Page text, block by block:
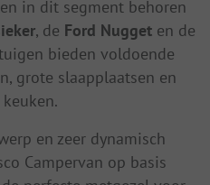
in dit segment behoren
, de Ford Nugget en de
bieden voldoende
grote slaapplaatsen en
en zeer dynamisch
Campervan op basis